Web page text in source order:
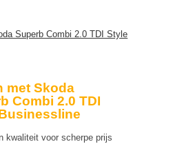
met Skoda
Combi 2.0 TDI
kwaliteit voor scherpe prijs